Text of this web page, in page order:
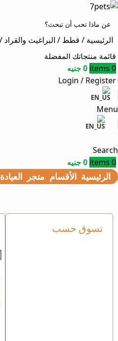
Search
قائمة منتجاتك المفضلة
0
items
0جنيه
Login / Register
Menu
Search
0
items
0جنيه
الرئيسية الأقسام متجر العيادة
الرئيسية قطط البراغيث والقراد
تسوق حسب